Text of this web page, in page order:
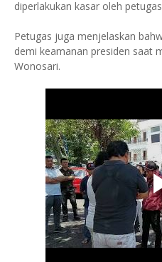
diperlakukan kasar oleh
Petugas juga menjelaskan
demi keamanan presiden saat
Wonosari.